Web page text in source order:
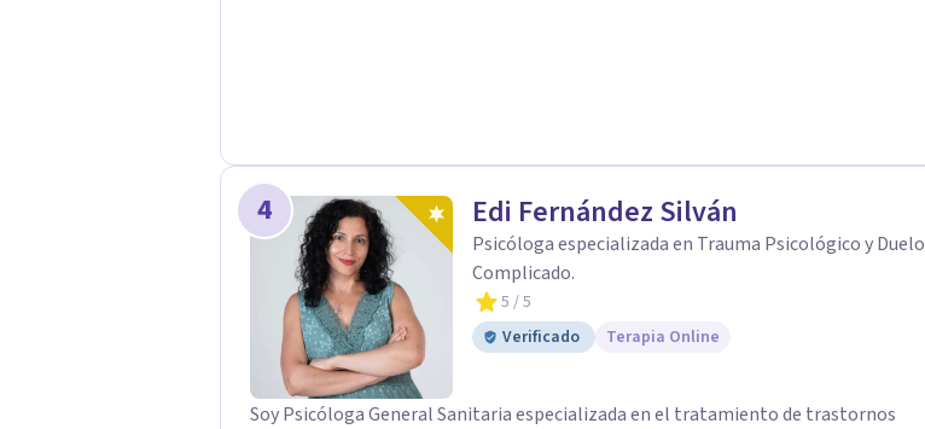
4 Edi Fernández Silván
Psicóloga especializada en Trauma Psicológico y Duelo
Complicado.
5 / 5
Verificado
Terapia Online
Soy Psicóloga General Sanitaria especializada en el tratamiento de trastornos